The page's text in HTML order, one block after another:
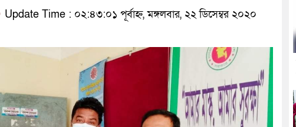
Update Time : ০২:৪৩:০১ পূর্বাহ্ন, মঙ্গলবার, ২২ ডিসেম্বর ২০২০